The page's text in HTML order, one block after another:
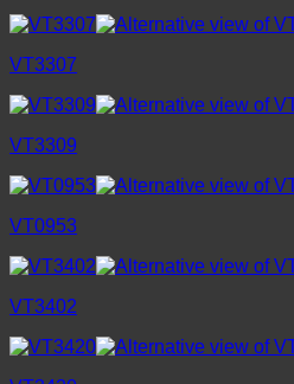
VT3307
VT3309
VT0953
VT3402